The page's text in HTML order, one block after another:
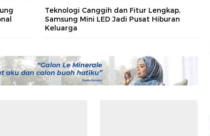
Teknologi Canggih dan Fitur Lengkap,
Samsung Mini LED Jadi Pusat Hiburan
Keluarga